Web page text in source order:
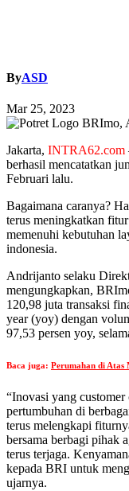
ByASD
Mar 25, 2023
Jakarta, INTRA62.com
berhasil mencatatkan
Februari lalu.
Bagaimana caranya?
terus meningkatkan
memenuhi kebutuhan
indonesia.
Andrijanto selaku
mengungkapkan,
120,98 juta transaksi
year (yoy) dengan
97,53 persen yoy,
Baca juga: Perumahan di
“Inovasi yang
pertumbuhan di
terus melengkapi
bersama berbagi pihak
terus terjaga.
kepada BRI untuk
ujarnya.